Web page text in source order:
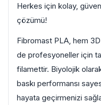
Herkes için kolay,
çözümü!
Fibromast PLA, hem
de profesyoneller için
filamettir. Biyolojik
baskı performansı
hayata geçirmenizi